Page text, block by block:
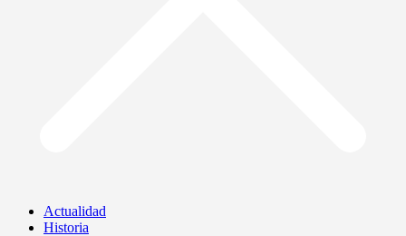
Actualidad
Historia